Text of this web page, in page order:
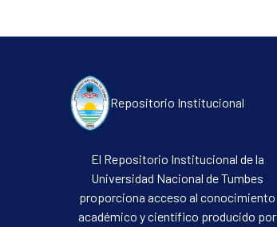
Repositorio Institucional
El Repositorio Institucional de la
Universidad Nacional de Tumbes
proporciona acceso al conocimiento
académico y científico producido por